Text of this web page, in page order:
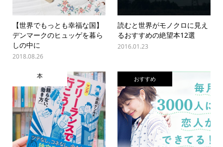
【世界でもっとも幸福な国】
デンマークのヒュッゲを暮ら
しの中に
2018.08.26
読むと世界がモノクロに見え
るおすすめの絶望本12選
2016.01.23
本 おすすめ